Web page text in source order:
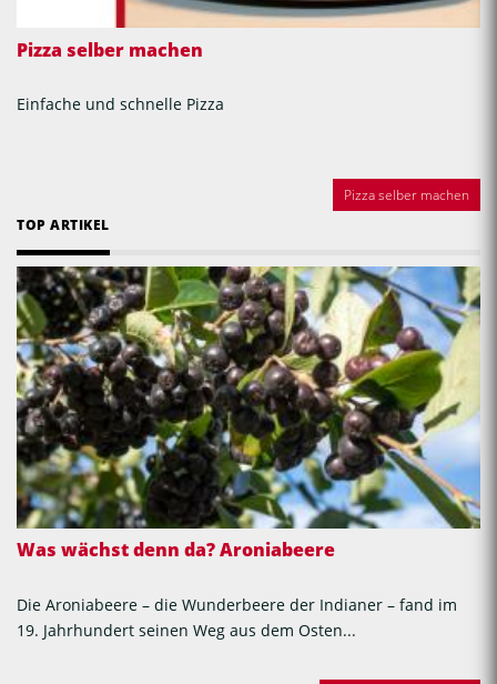
Pizza selber machen
Einfache und schnelle Pizza
Pizza selber machen
TOP ARTIKEL
Was wächst denn da? Aroniabeere
Die Aroniabeere – die Wunderbeere der Indianer – fand im
19. Jahrhundert seinen Weg aus dem Osten...